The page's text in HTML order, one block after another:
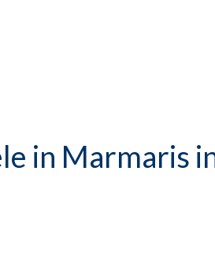
in Marmaris